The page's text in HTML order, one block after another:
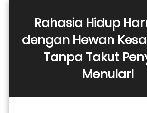
Rahasia Hidup
dengan Hewan
Tanpa Takut
Menular!